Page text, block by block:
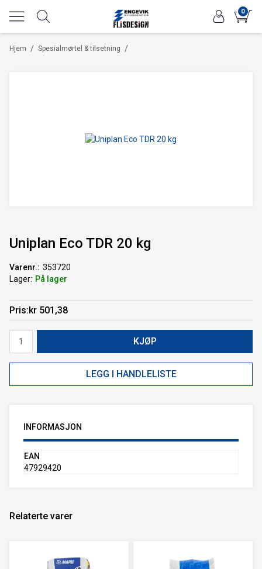
0
/
Hjem /
Spesialmørtel & tilsetning
Uniplan Eco TDR 20 kg
Varenr.
353720
Lager
På lager
Pris kr 501,38
KJØP
LEGG I HANDLELISTE
INFORMASJON
EAN
47929420
Relaterte varer